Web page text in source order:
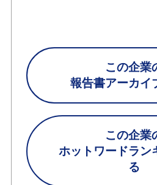
この企業
報告書アーカイ
この企業
ホットワードラン
る